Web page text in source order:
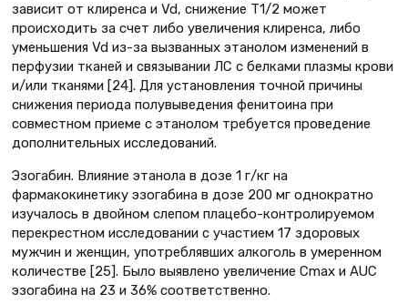
зависит от клиренса и Vd, снижение Т1/2 может
происходить за счет либо увеличения клиренса, либо
уменьшения Vd из-за вызванных этанолом изменений в
перфузии тканей и связывании ЛС с белками плазмы крови
и/или тканями [24]. Для установления точной причины
снижения периода полувыведения фенитоина при
совместном приеме с этанолом требуется проведение
дополнительных исследований.
Эзогабин. Влияние этанола в дозе 1 г/кг на
фармакокинетику эзогабина в дозе 200 мг однократно
изучалось в двойном слепом плацебо-контролируемом
перекрестном исследовании с участием 17 здоровых
мужчин и женщин, употреблявших алкоголь в умеренном
количестве [25]. Было выявлено увеличение Cmax и AUC
эзогабина на 23 и 36% соответственно.